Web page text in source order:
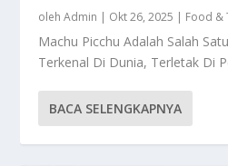
olehAdmin | Okt 26, 2025 | Food &
Machu Picchu Adalah Salah
Terkenal Di Dunia, Terletak Di
BACA SELENGKAPNYA